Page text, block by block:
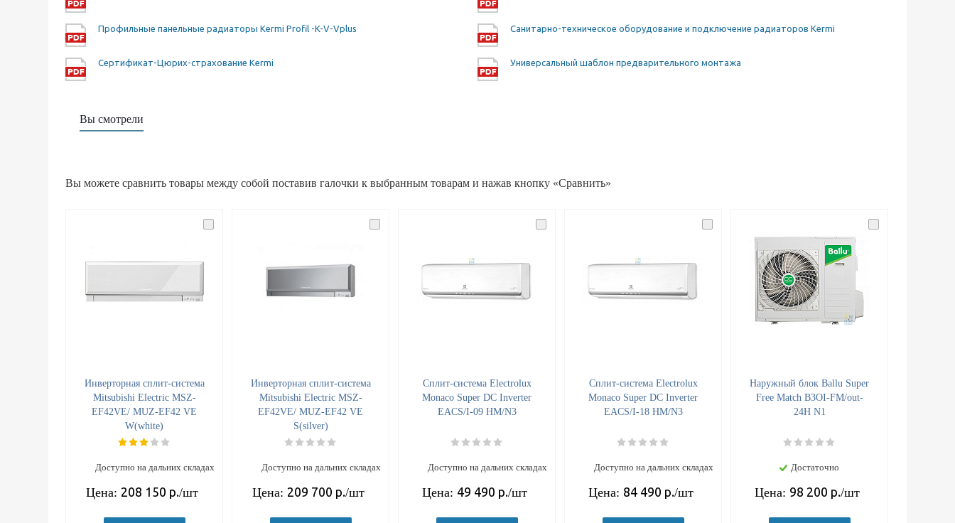
Профильные панельные радиаторы Kermi Profil -K-V-Vplus Санитарно-техническое оборудование и подключение радиаторов Kermi
Сертификат-Цюрих-страхование Kermi Универсальный шаблон предварительного монтажа
Вы смотрели
Вы можете сравнить товары между собой поставив галочки к выбранным товарам и нажав кнопку «Сравнить»
Инверторная сплит-система
Mitsubishi Electric MSZ-
EF42VE/ MUZ-EF42 VE
W(white)
Доступно на дальних складах
Цена: 208 150 р./шт
Инверторная сплит-система
Mitsubishi Electric MSZ-
EF42VE/ MUZ-EF42 VE
S(silver)
Доступно на дальних складах
Цена: 209 700 р./шт
Cплит-система Electrolux
Monaco Super DC Inverter
EACS/I-09 HM/N3
Доступно на дальних складах
Цена: 49 490 р./шт
Cплит-система Electrolux
Monaco Super DC Inverter
EACS/I-18 HM/N3
Доступно на дальних складах
Цена: 84 490 р./шт
Наружный блок Ballu Super
Free Match B3OI-FM/out-
24H N1
Достаточно
Цена: 98 200 р./шт